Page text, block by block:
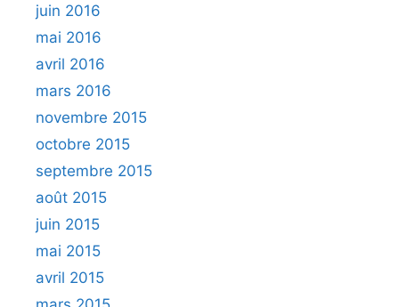
juin 2016
mai 2016
avril 2016
mars 2016
novembre 2015
octobre 2015
septembre 2015
août 2015
juin 2015
mai 2015
avril 2015